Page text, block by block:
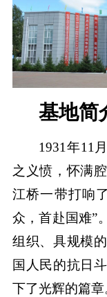
基地简
1931年11
之义愤，怀满
江桥一带打响
众，首赴国难”
组织、具规模
国人民的抗日
下了光辉的篇章